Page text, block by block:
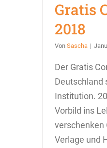
Gratis
2018
Von Sascha |
Der Gratis
Deutschland
Institution.
Vorbild ins
verschenken
Verlage und